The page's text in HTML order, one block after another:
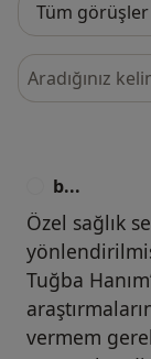
Görüşler
b...
Özel sağlık
Tuğba
vermem